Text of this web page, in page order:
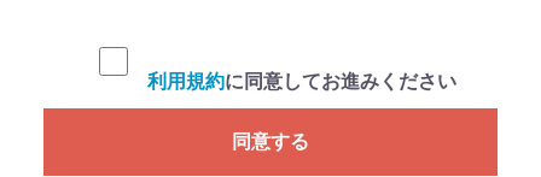
利用規約に同意してお進みください
同意する